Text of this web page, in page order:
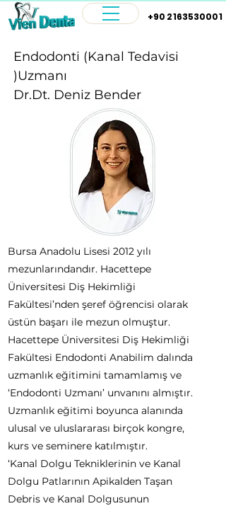
+90 2163530001
Endodonti (Kanal Tedavisi
)Uzmanı
Dr.Dt. Deniz Bender
Bursa Anadolu Lisesi 2012 yılı
mezunlarındandır. Hacettepe
Üniversitesi Diş Hekimliği
Fakültesi’nden şeref öğrencisi olarak
üstün başarı ile mezun olmuştur.
Hacettepe Üniversitesi Diş Hekimliği
Fakültesi Endodonti Anabilim dalında
uzmanlık eğitimini tamamlamış ve
‘Endodonti Uzmanı’ unvanını almıştır.
Uzmanlık eğitimi boyunca alanında
ulusal ve uluslararası birçok kongre,
kurs ve seminere katılmıştır.
‘Kanal Dolgu Tekniklerinin ve Kanal
Dolgu Patlarının Apikalden Taşan
Debris ve Kanal Dolgusunun